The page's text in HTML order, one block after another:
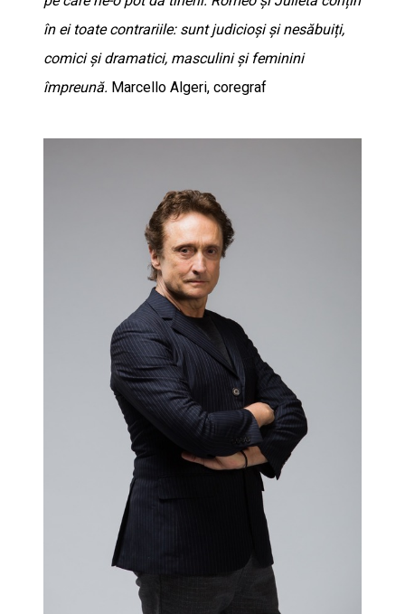
în ei toate contrariile: sunt judicioși și nesăbuiți,
comici și dramatici, masculini și feminini
împreună. Marcello Algeri, coregraf